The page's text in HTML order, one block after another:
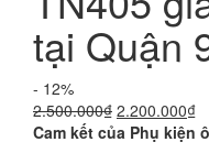
tại Quận
- 12%
2.500.000₫ Giá
gốc
2.200.000₫Giá
Cam kết của Phụ kiện